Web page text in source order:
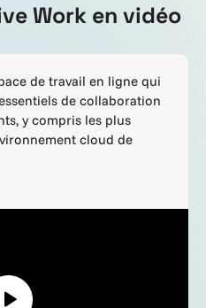
Work en vidéo
de travail en ligne qui
de collaboration
y compris les plus
cloud de